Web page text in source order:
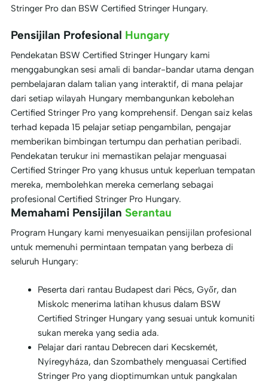
Stringer Pro dan BSW Certified Stringer Hungary.
Pensijilan Profesional Hungary
Pendekatan BSW Certified Stringer Hungary kami
menggabungkan sesi amali di bandar-bandar utama dengan
pembelajaran dalam talian yang interaktif, di mana pelajar
dari setiap wilayah Hungary membangunkan kebolehan
Certified Stringer Pro yang komprehensif. Dengan saiz kelas
terhad kepada 15 pelajar setiap pengambilan, pengajar
memberikan bimbingan tertumpu dan perhatian peribadi.
Pendekatan terukur ini memastikan pelajar menguasai
Certified Stringer Pro yang khusus untuk keperluan tempatan
mereka, membolehkan mereka cemerlang sebagai
profesional Certified Stringer Pro Hungary.
Memahami Pensijilan Serantau
Program Hungary kami menyesuaikan pensijilan profesional
untuk memenuhi permintaan tempatan yang berbeza di
seluruh Hungary:
Peserta dari rantau Budapest dari Pécs, Győr, dan
Miskolc menerima latihan khusus dalam BSW
Certified Stringer Hungary yang sesuai untuk komuniti
sukan mereka yang sedia ada.
Pelajar dari rantau Debrecen dari Kecskemét,
Nyíregyháza, dan Szombathely menguasai Certified
Stringer Pro yang dioptimumkan untuk pangkalan